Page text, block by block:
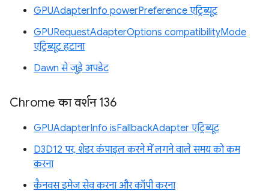
GPUAdapterInfo powerPreference एट्रिब्यूट
GPURequestAdapterOptions compatibilityMode
एट्रिब्यूट हटाना
Dawn से जुड़े अपडेट
Chrome का वर्शन 136
GPUAdapterInfo isFallbackAdapter एट्रिब्यूट
D3D12 पर, शेडर कंपाइल करने में लगने वाले समय को कम
करना
कैनवस इमेज सेव करना और कॉपी करना